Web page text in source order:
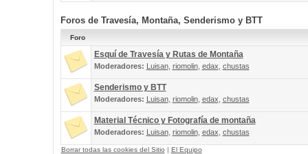
Foros de Travesía, Montaña, Senderismo y BTT
Foro
Esquí de Travesía y Rutas de Montaña
Moderadores: Luisan, riomolin, edax chustas
Senderismo y BTT
Moderadores: Luisan, riomolin, edax chustas
Material Técnico y Fotografía de montaña
Moderadores: Luisan, riomolin, edax chustas
Borrar todas las cookies del Sitio | El Equipo